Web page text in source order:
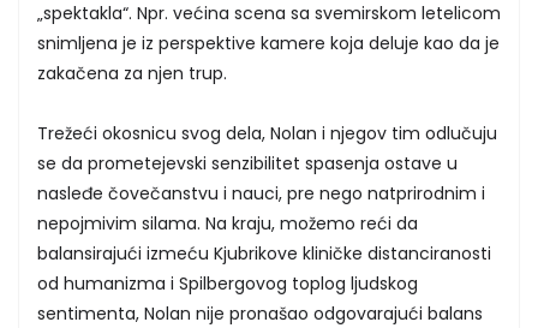
„spektakla“. Npr. većina scena sa svemirskom letelicom
snimljena je iz perspektive kamere koja deluje kao da je
zakačena za njen trup.
Trežeći okosnicu svog dela, Nolan i njegov tim odlučuju
se da prometejevski senzibilitet spasenja ostave u
nasleđe čovečanstvu i nauci, pre nego natprirodnim i
nepojmivim silama. Na kraju, možemo reći da
balansirajući izmeću Kjubrikove kliničke distanciranosti
od humanizma i Spilbergovog toplog ljudskog
sentimenta, Nolan nije pronašao odgovarajući balans